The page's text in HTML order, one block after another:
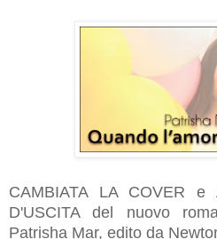
CAMBIATA LA COVER e
D'USCITA del nuovo
Patrisha Mar, edito da